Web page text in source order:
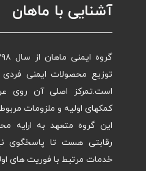
آشنایی با ماهان
توزیع محصولات ایمنی فردی
است.تمرکز اصلی آن روی
کمکهای اولیه و ملزومات
این گروه متعهد به ارایه
رقابتی هست تا پاسخگوی
خدمات مرتبط با فوریت های